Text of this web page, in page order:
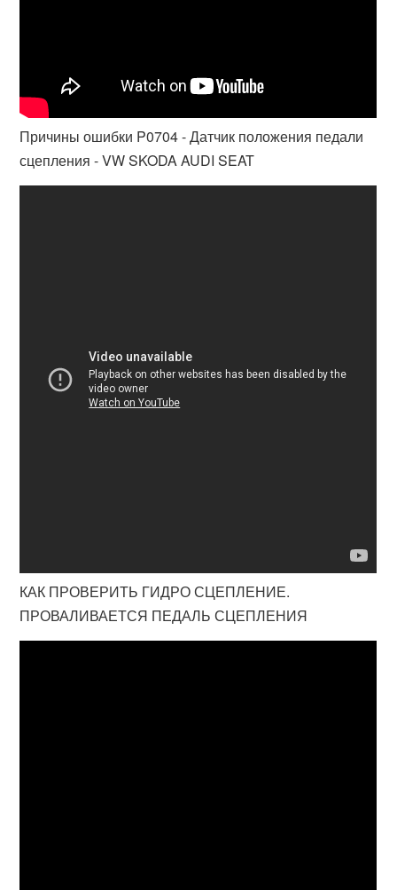
Причины ошибки P0704 - Датчик положения педали
сцепления - VW SKODA AUDI SEAT
КАК ПРОВЕРИТЬ ГИДРО СЦЕПЛЕНИЕ.
ПРОВАЛИВАЕТСЯ ПЕДАЛЬ СЦЕПЛЕНИЯ